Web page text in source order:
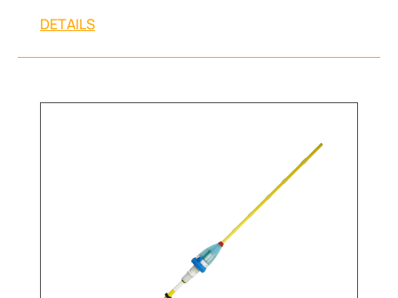
DETAILS